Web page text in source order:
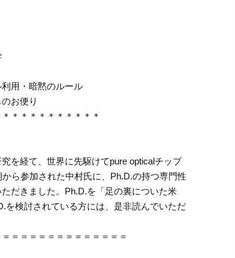
用・暗黙のルール
お便り
＊＊＊＊＊＊＊＊＊＊
を経て、世界に先駆けてpure opticalチップ
ら参加された中村氏に、Ph.D.の持つ専門性
だきました。Ph.D.を「足の裏についた米
を検討されている方には、是非読んでいただ
＝＝＝＝＝＝＝＝＝＝＝＝＝